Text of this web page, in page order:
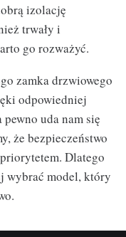
izolację
trwały i
go rozważyć.
zamka drzwiowego
odpowiedniej
uda nam się
że bezpieczeństwo
Dlatego
wybrać model, który